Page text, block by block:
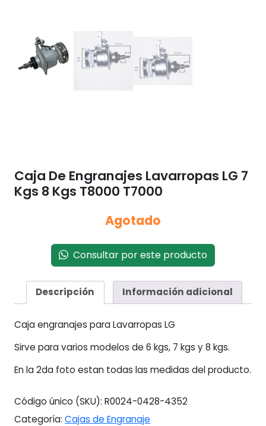
Caja De Engranajes Lavarropas LG 7
Kgs 8 Kgs T8000 T7000
Agotado
Consultar por este producto
Descripción Información adicional
Caja engranajes para Lavarropas LG
Sirve para varios modelos de 6 kgs, 7 kgs y 8 kgs.
En la 2da foto estan todas las medidas del producto.
Código único (SKU): R0024-0428-4352
Categoría: Cajas de Engranaje